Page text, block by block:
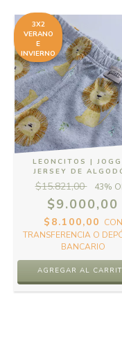
3X2
VERANO
E
INVIERNO
LEONCITOS |
JERSEY DE
$15.821,00 43%
$9.000,00
$8.100,00 CON
TRANSFERENCIA O
BANCARIO
AGREGAR AL